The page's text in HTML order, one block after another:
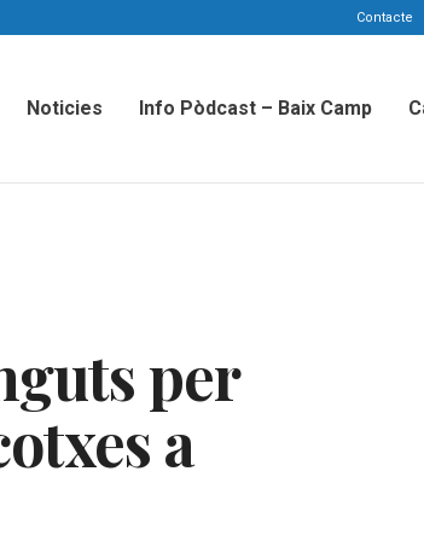
Contacte
Noticies Info Pòdcast – Baix Camp
per
a